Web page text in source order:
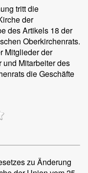
tritt die
der
des Artikels 18 der
Oberkirchenrats.
Mitglieder der
Mitarbeiter des
die Geschäfte
zu Änderung